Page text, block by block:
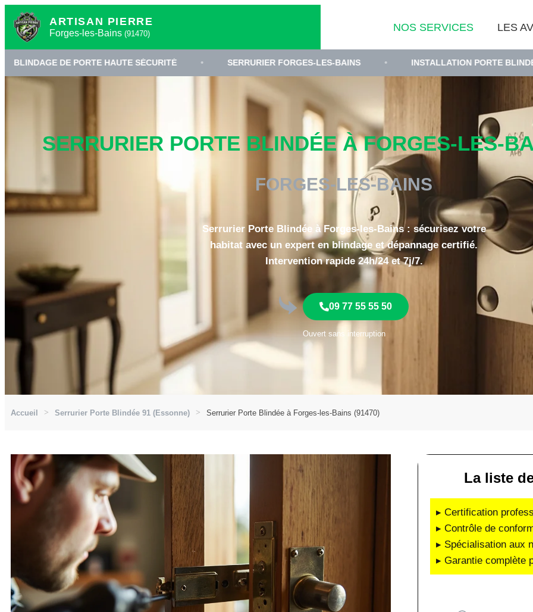
ARTISAN PIERRE
Forges-les-Bains (91470)
NOS SERVICES LES
DE PORTE HAUTE SÉCURITÉ • SERRURIER FORGES-LES-BAINS • INSTALLATION PORTE BLINDÉE A2P 91
SERRURIER PORTE BLINDÉE À FORGES-LES-
FORGES-LES-BAINS
Serrurier Porte Blindée à Forges-les-Bains : sécurisez votre
habitat avec un expert en blindage et dépannage certifié.
Intervention rapide 24h/24 et 7j/7.
09 77 55 55 50
Ouvert sans interruption
Accueil Serrurier Porte Blindée 91 (Essonne) Serrurier Porte Blindée à Forges-les-Bains (91470)
La liste
▸ Certification
▸ Contrôle de
▸ Spécialisation aux
▸ Garantie complète